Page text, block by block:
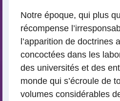
Notre époque, qui plus
récompense
l’apparition de doctrines
concoctées dans les
des universités et des
monde qui s’écroule de
volumes considérables